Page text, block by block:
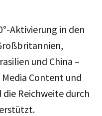
Aktivierung in den
und China –
Content und
Reichweite durch